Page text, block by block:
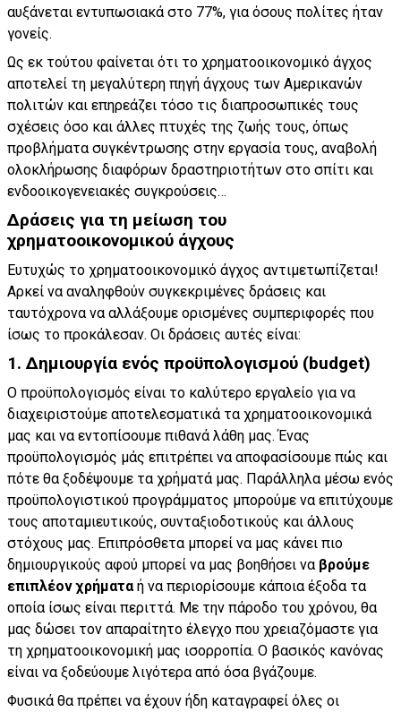
αυξάνεται εντυπωσιακά στο 77%, για όσους πολίτες ήταν
γονείς.
Ως εκ τούτου φαίνεται ότι το χρηματοοικονομικό άγχος
αποτελεί τη μεγαλύτερη πηγή άγχους των Αμερικανών
πολιτών και επηρεάζει τόσο τις διαπροσωπικές τους
σχέσεις όσο και άλλες πτυχές της ζωής τους, όπως
προβλήματα συγκέντρωσης στην εργασία τους, αναβολή
ολοκλήρωσης διαφόρων δραστηριοτήτων στο σπίτι και
ενδοοικογενειακές συγκρούσεις…
Δράσεις για τη μείωση του
χρηματοοικονομικού άγχους
Ευτυχώς το χρηματοοικονομικό άγχος αντιμετωπίζεται!
Αρκεί να αναληφθούν συγκεκριμένες δράσεις και
ταυτόχρονα να αλλάξουμε ορισμένες συμπεριφορές που
ίσως το προκάλεσαν. Οι δράσεις αυτές είναι:
1. Δημιουργία ενός προϋπολογισμού (budget)
Ο προϋπολογισμός είναι το καλύτερο εργαλείο για να
διαχειριστούμε αποτελεσματικά τα χρηματοοικονομικά
μας και να εντοπίσουμε πιθανά λάθη μας. Ένας
προϋπολογισμός μάς επιτρέπει να αποφασίσουμε πώς και
πότε θα ξοδέψουμε τα χρήματά μας. Παράλληλα μέσω ενός
προϋπολογιστικού προγράμματος μπορούμε να επιτύχουμε
τους αποταμιευτικούς, συνταξιοδοτικούς και άλλους
στόχους μας. Επιπρόσθετα μπορεί να μας κάνει πιο
δημιουργικούς αφού μπορεί να μας βοηθήσει να βρούμε
επιπλέον χρήματαή να περιορίσουμε κάποια έξοδα τα
οποία ίσως είναι περιττά. Με την πάροδο του χρόνου, θα
μας δώσει τον απαραίτητο έλεγχο που χρειαζόμαστε για
τη χρηματοοικονομική μας ισορροπία. Ο βασικός κανόνας
είναι να ξοδεύουμε λιγότερα από όσα βγάζουμε.
Φυσικά θα πρέπει να έχουν ήδη καταγραφεί όλες οι